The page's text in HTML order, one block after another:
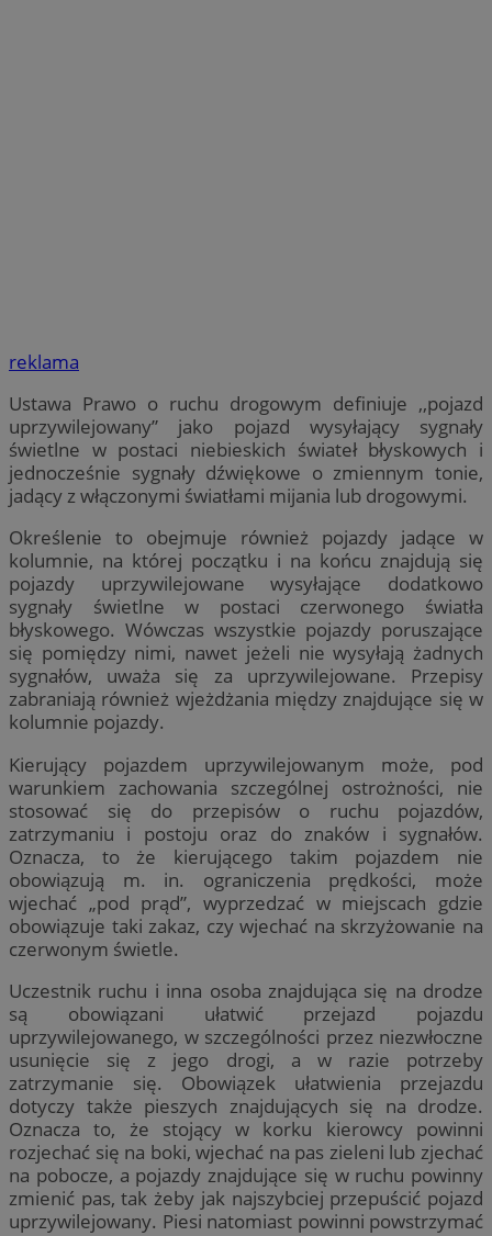
reklama
Ustawa Prawo o ruchu drogowym definiuje ,,pojazd
uprzywilejowany” jako pojazd wysyłający sygnały
świetlne w postaci niebieskich świateł błyskowych i
jednocześnie sygnały dźwiękowe o zmiennym tonie,
jadący z włączonymi światłami mijania lub drogowymi.
Określenie to obejmuje również pojazdy jadące w
kolumnie, na której początku i na końcu znajdują się
pojazdy uprzywilejowane wysyłające dodatkowo
sygnały świetlne w postaci czerwonego światła
błyskowego. Wówczas wszystkie pojazdy poruszające
się pomiędzy nimi, nawet jeżeli nie wysyłają żadnych
sygnałów, uważa się za uprzywilejowane. Przepisy
zabraniają również wjeżdżania między znajdujące się w
kolumnie pojazdy.
Kierujący pojazdem uprzywilejowanym może, pod
warunkiem zachowania szczególnej ostrożności, nie
stosować się do przepisów o ruchu pojazdów,
zatrzymaniu i postoju oraz do znaków i sygnałów.
Oznacza, to że kierującego takim pojazdem nie
obowiązują m. in. ograniczenia prędkości, może
wjechać „pod prąd”, wyprzedzać w miejscach gdzie
obowiązuje taki zakaz, czy wjechać na skrzyżowanie na
czerwonym świetle.
Uczestnik ruchu i inna osoba znajdująca się na drodze
są obowiązani ułatwić przejazd pojazdu
uprzywilejowanego, w szczególności przez niezwłoczne
usunięcie się z jego drogi, a w razie potrzeby
zatrzymanie się. Obowiązek ułatwienia przejazdu
dotyczy także pieszych znajdujących się na drodze.
Oznacza to, że stojący w korku kierowcy powinni
rozjechać się na boki, wjechać na pas zieleni lub zjechać
na pobocze, a pojazdy znajdujące się w ruchu powinny
zmienić pas, tak żeby jak najszybciej przepuścić pojazd
uprzywilejowany. Piesi natomiast powinni powstrzymać